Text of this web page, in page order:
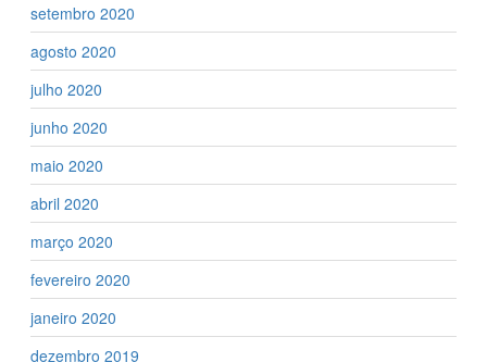
setembro 2020
agosto 2020
julho 2020
junho 2020
maio 2020
abril 2020
março 2020
fevereiro 2020
janeiro 2020
dezembro 2019